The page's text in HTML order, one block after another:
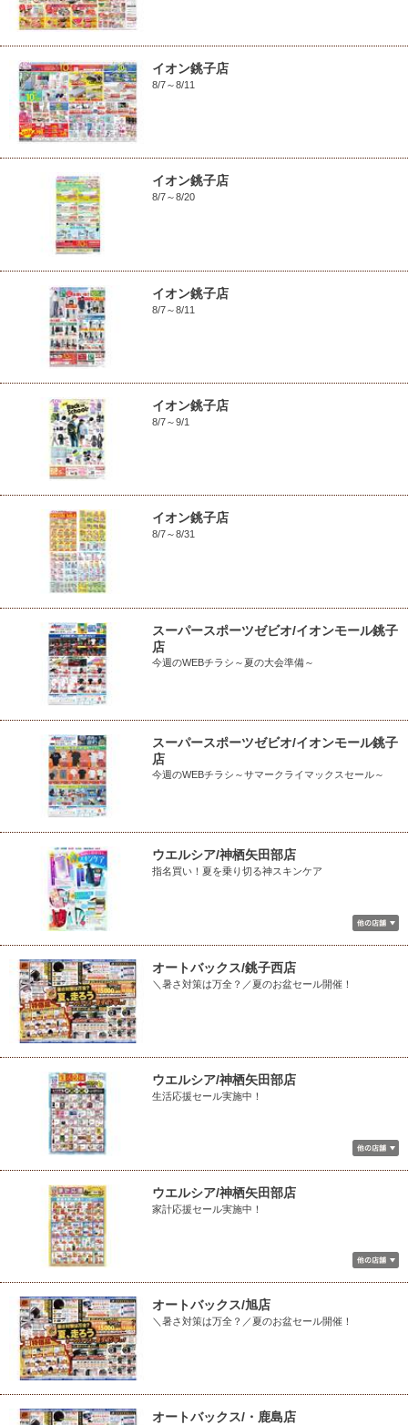
イオン銚子店
8/7～8/11
イオン銚子店
8/7～8/20
イオン銚子店
8/7～8/11
イオン銚子店
8/7～9/1
イオン銚子店
8/7～8/31
スーパースポーツゼビオ/イオンモール銚子
店
今週のWEBチラシ～夏の大会準備～
スーパースポーツゼビオ/イオンモール銚子
店
今週のWEBチラシ～サマークライマックスセール～
ウエルシア/神栖矢田部店
指名買い！夏を乗り切る神スキンケア
オートバックス/銚子西店
＼暑さ対策は万全？／夏のお盆セール開催！
ウエルシア/神栖矢田部店
生活応援セール実施中！
ウエルシア/神栖矢田部店
家計応援セール実施中！
オートバックス/旭店
＼暑さ対策は万全？／夏のお盆セール開催！
オートバックス/・鹿島店